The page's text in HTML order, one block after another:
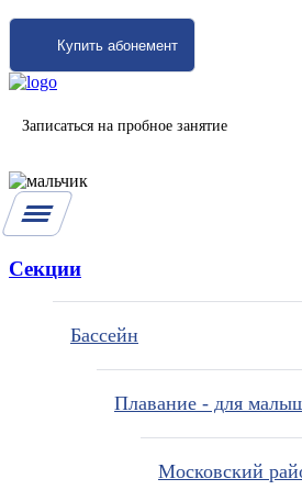
Купить абонемент
Записаться на пробное занятие
Секции
Бассейн
Плавание - для
Московский